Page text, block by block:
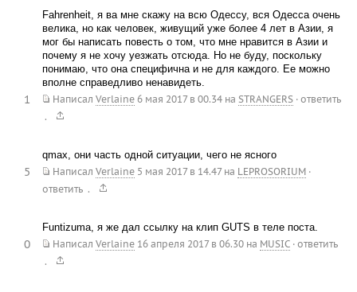
Fahrenheit, я ва мне скажу на всю Одессу, вся Одесса очень
велика, но как человек, живущий уже более 4 лет в Азии, я
мог бы написать повесть о том, что мне нравится в Азии и
почему я не хочу уезжать отсюда. Но не буду, поскольку
понимаю, что она специфична и не для каждого. Ее можно
вполне справедливо ненавидеть.
Написал Verlaine 6 мая 2017 в 00.34на STRANGERS · ответить
.
1
qmax, они часть одной ситуации, чего не ясного
Написал Verlaine 5 мая 2017 в 14.47на LEPROSORIUM ·
ответить .
5
Funtizuma, я же дал ссылку на клип GUTS в теле поста.
Написал Verlaine 16 апреля 2017 в 06.30на MUSIC · ответить
.
0